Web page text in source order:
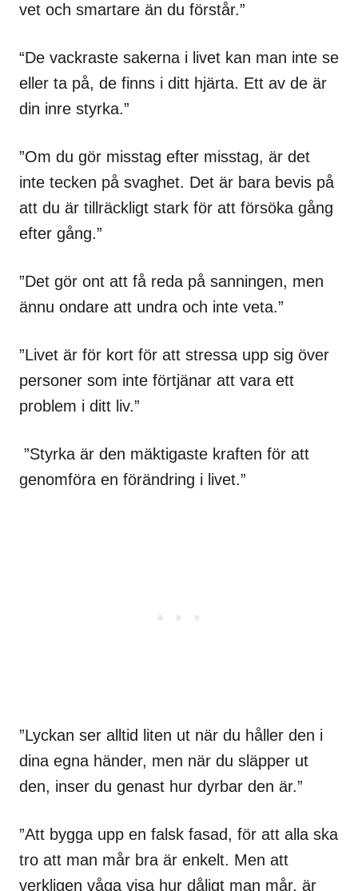
vet och smartare än du förstår.”
“De vackraste sakerna i livet kan man inte se
eller ta på, de finns i ditt hjärta. Ett av de är
din inre styrka.”
”Om du gör misstag efter misstag, är det
inte tecken på svaghet. Det är bara bevis på
att du är tillräckligt stark för att försöka gång
efter gång.”
”Det gör ont att få reda på sanningen, men
ännu ondare att undra och inte veta.”
”Livet är för kort för att stressa upp sig över
personer som inte förtjänar att vara ett
problem i ditt liv.”
”Styrka är den mäktigaste kraften för att
genomföra en förändring i livet.”
”Lyckan ser alltid liten ut när du håller den i
dina egna händer, men när du släpper ut
den, inser du genast hur dyrbar den är.”
”Att bygga upp en falsk fasad, för att alla ska
tro att man mår bra är enkelt. Men att
verkligen våga visa hur dåligt man mår, är